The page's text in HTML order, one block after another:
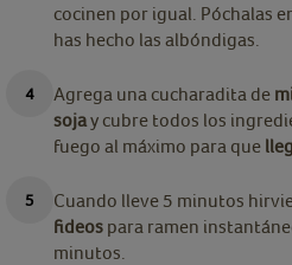
cocinen por igual. Póchalas
has hecho las albóndigas.
Agrega una cucharadita de
sojay cubre todos los
fuego al máximo para que
Cuando lleve 5 minutos
fideos para ramen
minutos.